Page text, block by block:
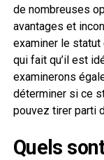
de nombreuses
avantages et
examiner le statut
qui fait qu’il est
examinerons
déterminer si ce
pouvez tirer parti
Quels